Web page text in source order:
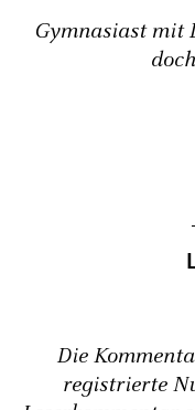
Gymnasiast mit
Die
registrierte